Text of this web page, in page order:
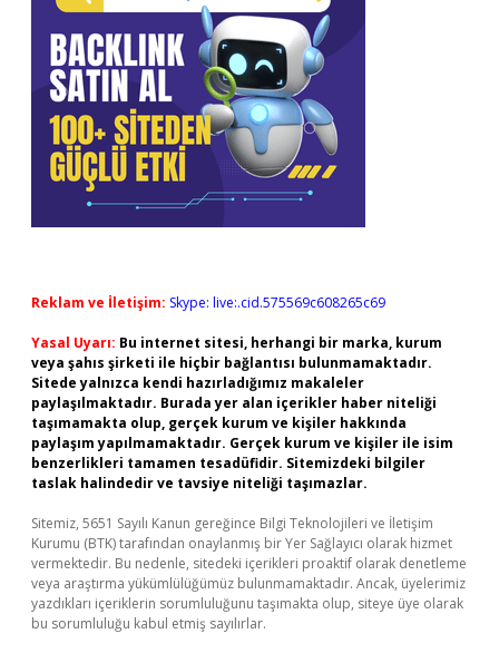
Reklam ve İletişim: Skype: live:.cid.575569c608265c69
Yasal Uyarı: Bu internet sitesi, herhangi bir marka, kurum
veya şahıs şirketi ile hiçbir bağlantısı bulunmamaktadır.
Sitede yalnızca kendi hazırladığımız makaleler
paylaşılmaktadır. Burada yer alan içerikler haber niteliği
taşımamakta olup, gerçek kurum ve kişiler hakkında
paylaşım yapılmamaktadır. Gerçek kurum ve kişiler ile isim
benzerlikleri tamamen tesadüfidir. Sitemizdeki bilgiler
taslak halindedir ve tavsiye niteliği taşımazlar.
Sitemiz, 5651 Sayılı Kanun gereğince Bilgi Teknolojileri ve İletişim
Kurumu (BTK) tarafından onaylanmış bir Yer Sağlayıcı olarak hizmet
vermektedir. Bu nedenle, sitedeki içerikleri proaktif olarak denetleme
veya araştırma yükümlülüğümüz bulunmamaktadır. Ancak, üyelerimiz
yazdıkları içeriklerin sorumluluğunu taşımakta olup, siteye üye olarak
bu sorumluluğu kabul etmiş sayılırlar.